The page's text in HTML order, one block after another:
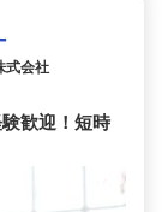
式会社
歓迎！短時